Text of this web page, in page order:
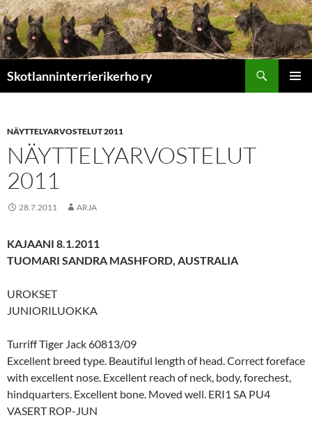
Skotlanninterrierikerho ry
NÄYTTELYARVOSTELUT 2011
NÄYTTELYARVOSTELUT
2011
28.7.2011 ARJA
KAJAANI 8.1.2011
TUOMARI SANDRA MASHFORD, AUSTRALIA
UROKSET
JUNIORILUOKKA
Turriff Tiger Jack 60813/09
Excellent breed type. Beautiful length of head. Correct foreface
with excellent nose. Excellent reach of neck, body, forechest,
hindquarters. Excellent bone. Moved well. ERI1 SA PU4
VASERT ROP-JUN